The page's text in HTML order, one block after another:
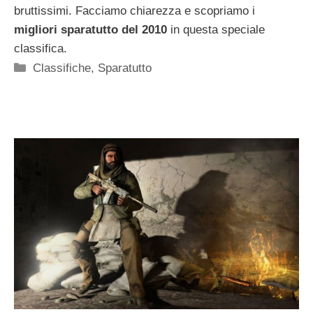
bruttissimi. Facciamo chiarezza e scopriamo i
migliori sparatutto del 2010 in questa speciale
classifica.
Categorie
Classifiche, Sparatutto